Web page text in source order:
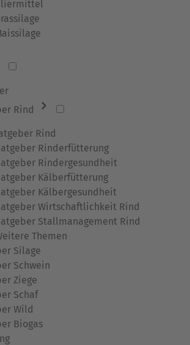
Rind
Rind
Rinderfütterung
Rindergesundheit
Kälberfütterung
Kälbergesundheit
Wirtschaftlichkeit Rind
Stallmanagement Rind
Themen
Silage
Schwein
Ziege
Schaf
Wild
Biogas